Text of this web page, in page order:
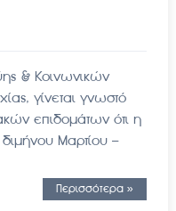
& Κοινωνικών
γίνεται γνωστό
επιδομάτων ότι η
Μαρτίου –
Περισσότερα »